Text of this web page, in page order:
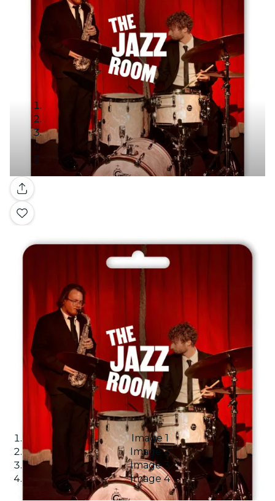
Galerie
Image 1
Image 2
Image 3
Image 4